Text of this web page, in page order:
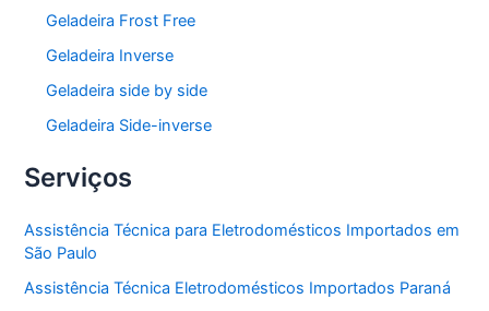
Geladeira Frost Free
Geladeira Inverse
Geladeira side by side
Geladeira Side-inverse
Serviços
Assistência Técnica para Eletrodomésticos Importados em
São Paulo
Assistência Técnica Eletrodomésticos Importados Paraná